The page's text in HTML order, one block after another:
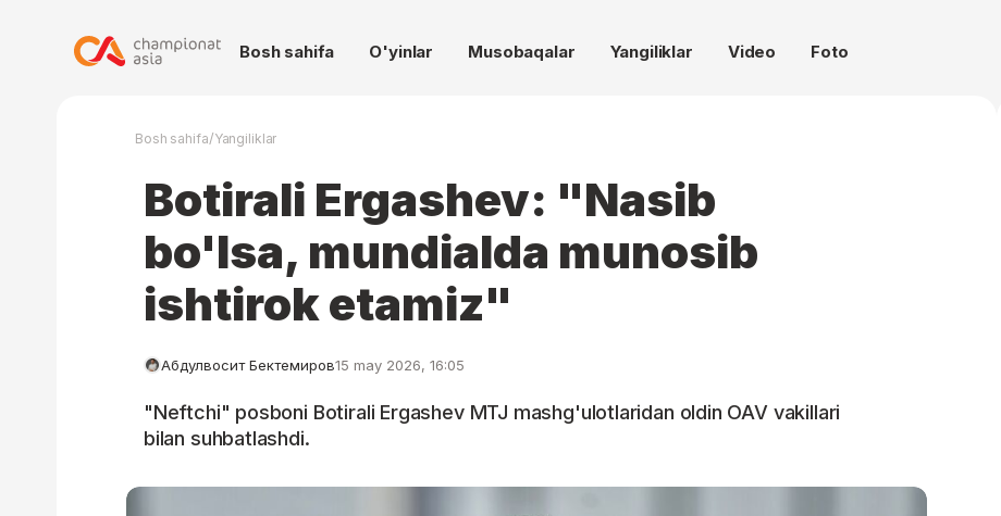
Bosh sahifa O'yinlar Musobaqalar Yangiliklar Video Foto
Bosh sahifa/Yangiliklar
Botirali Ergashev: "Nasib
bo'lsa, mundialda munosib
ishtirok etamiz"
Абдулвосит Бектемиров15 may 2026, 16:05
"Neftchi" posboni Botirali Ergashev MTJ mashg'ulotlaridan oldin OAV vakillari
bilan suhbatlashdi.